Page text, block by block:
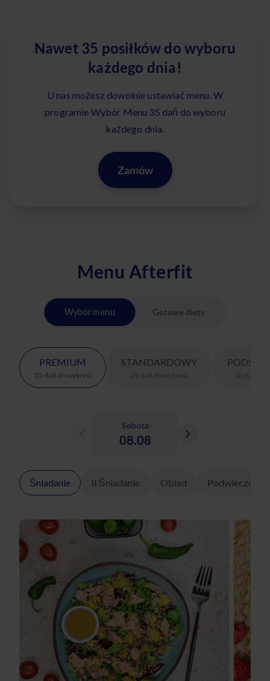
Nawet 35 posiłków do wyboru
każdego dnia!
U nas możesz dowolnie ustawiać menu. W
programie Wybór Menu 35 dań do wyboru
każdego dnia.
Zamów
Menu Afterfit
Wybór menu Gotowe diety
PREMIUM
35 dań do wyboru
STANDARDOWY
25 dań do wyboru 10 dań
Sobota
08.08
Śniadanie II Śniadanie Obiad Podwieczorek